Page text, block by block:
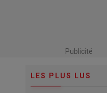
Publicité
LES PLUS LUS